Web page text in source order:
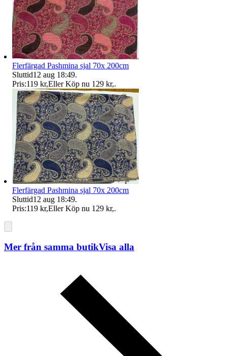
Flerfärgad Pashmina sjal 70x 200cm
Sluttid12 aug 18:49.
Pris:119 kr,Eller Köp nu 129 kr,.
Flerfärgad Pashmina sjal 70x 200cm
Sluttid12 aug 18:49.
Pris:119 kr,Eller Köp nu 129 kr,.
Mer från samma butikVisa alla